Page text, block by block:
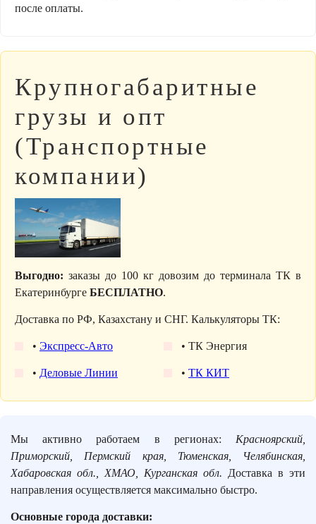
после оплаты.
Крупногабаритные
грузы и опт
(Транспортные
компании)
Выгодно: заказы до 100 кг довозим до терминала ТК в
Екатеринбурге БЕСПЛАТНО.
Доставка по РФ, Казахстану и СНГ. Калькуляторы ТК:
• Экспресс-Авто
• Деловые Линии
• ТК Энергия
• ТК КИТ
Мы активно работаем в регионах: Красноярский,
Приморский, Пермский края, Тюменская, Челябинская,
Хабаровская обл., ХМАО, Курганская обл. Доставка в эти
направления осуществляется максимально быстро.
Основные города доставки: